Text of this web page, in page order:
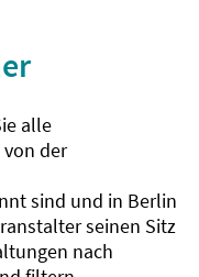
alle
der
sind und in Berlin
seinen Sitz
nach